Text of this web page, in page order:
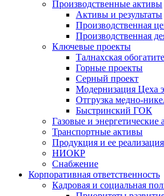
Производственные активы
Активы и результаты
Производственная
Производственная
Ключевые проекты
Талнахская
Горные проекты
Серный проект
Модернизация Цеха
Отгрузка медно-
Быстринский ГОК
Газовые и энергетические
Транспортные активы
Продукция и ее реализация
НИОКР
Снабжение
Корпоративная ответственность
Кадровая и социальная